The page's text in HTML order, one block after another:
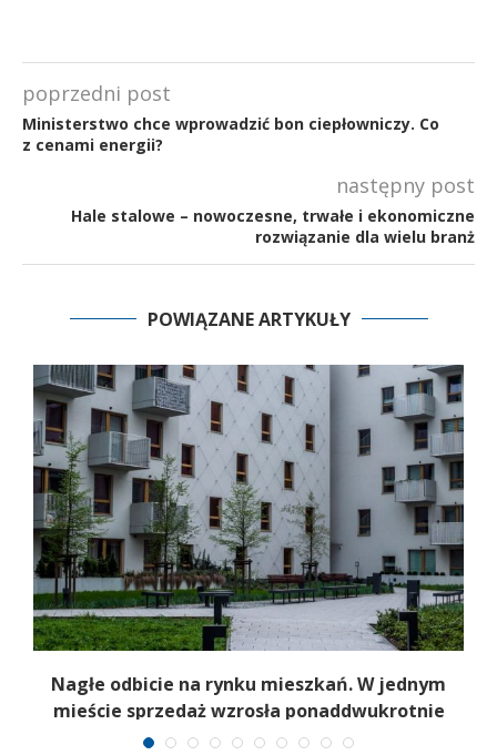
poprzedni post
Ministerstwo chce wprowadzić bon ciepłowniczy. Co
z cenami energii?
następny post
Hale stalowe – nowoczesne, trwałe i ekonomiczne
rozwiązanie dla wielu branż
POWIĄZANE ARTYKUŁY
Nagłe odbicie na rynku mieszkań. W jednym
mieście sprzedaż wzrosła ponaddwukrotnie